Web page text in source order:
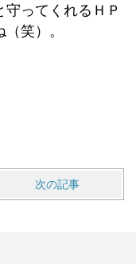
ってくれるＨＰ
笑）。
次の記事